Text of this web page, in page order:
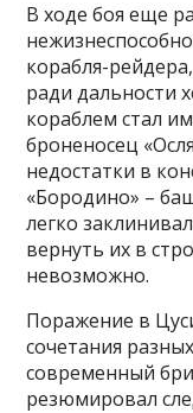
В ходе боя еще
корабля-
ради дальности
кораблем стал
броненосец
недостатки в
«Бородино» –
легко
вернуть их в
невозможно.
Поражение в
сочетания
современный
резюмировал